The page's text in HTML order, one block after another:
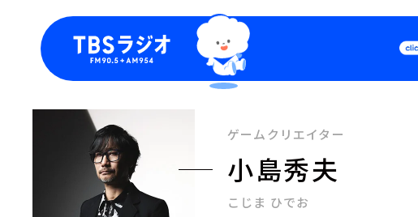
週間番組表
TBS
Podcast
お知らせ
ゲームクリエイター
小島秀夫
こじま ひでお